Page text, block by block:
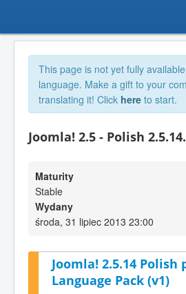
This page is not yet fully
language. Make a gift to your
translating it! Click here to start.
Joomla! 2.5 - Polish
Maturity
Stable
Wydany
środa, 31 lipiec 2013 23:00
Joomla! 2.5.14 Polish
Language Pack (v1)